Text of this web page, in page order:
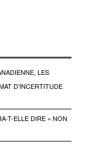
LES
D’INCERTITUDE
T-ELLE DIRE « NON